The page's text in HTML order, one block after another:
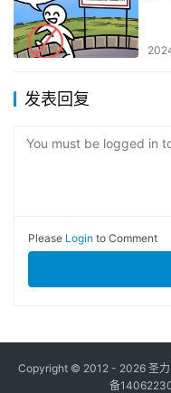
发表回复
You must be logged in
Please Login to Comment
Copyright © 2012 - 2026 圣力
备